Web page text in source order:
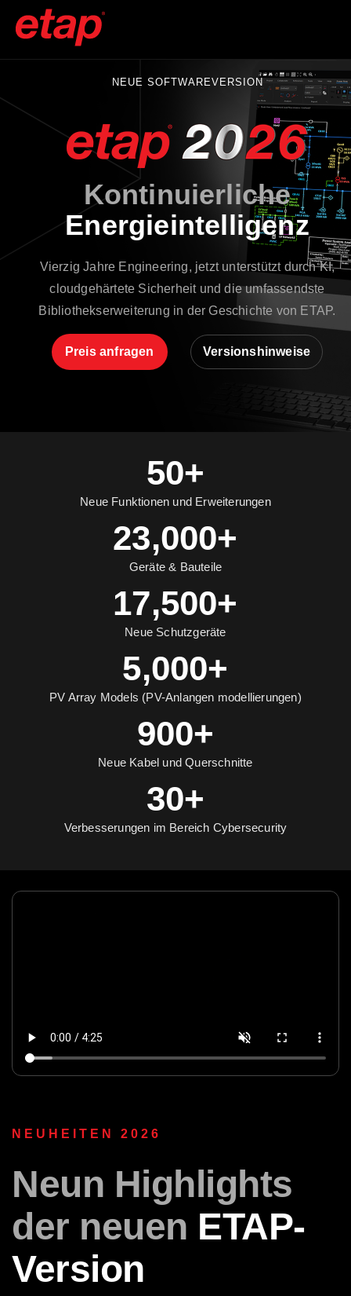
NEUE SOFTWAREVERSION
Kontinuierliche
Energieintelligenz
Vierzig Jahre Engineering, jetzt unterstützt durch KI,
cloudgehärtete Sicherheit und die umfassendste
Bibliothekserweiterung in der Geschichte von ETAP.
Preis anfragen Versionshinweise
50+
Neue Funktionen und Erweiterungen
23,000+
Geräte & Bauteile
17,500+
Neue Schutzgeräte
5,000+
PV Array Models (PV-Anlangen modellierungen)
900+
Neue Kabel und Querschnitte
30+
Verbesserungen im Bereich Cybersecurity
NEUHEITEN 2026
Neun Highlights
der neuen ETAP-
Version